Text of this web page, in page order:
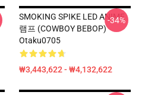
SMOKING SPIKE LED ANIME
램프 (COWBOY BEBOP)
Otaku0705
₩3,443,622 - ₩4,132,622
-34%